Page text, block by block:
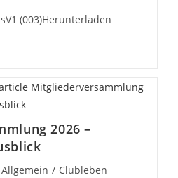
(003)Herunterladen
2026 –
Allgemein / Clubleben